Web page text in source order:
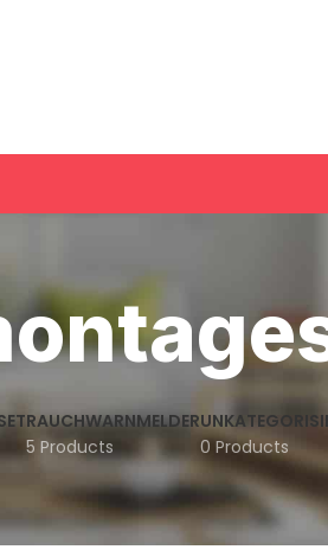
RAUCHWARNMELDER
5 Products
0 Products